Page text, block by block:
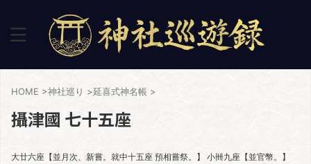
HOME >神社巡り >延喜式神名帳 >
攝津國 七十五座
大廿六座【並月次、新嘗。就中十五座 預相嘗祭。】 小卌九座【並官幣。】